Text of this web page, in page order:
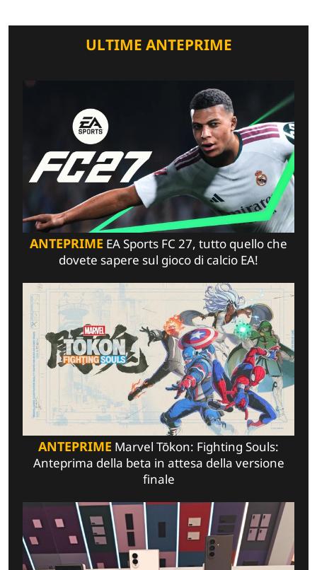
ULTIME ANTEPRIME
ANTEPRIME EA Sports FC 27, tutto quello che
dovete sapere sul gioco di calcio EA!
ANTEPRIME Marvel Tōkon: Fighting Souls:
Anteprima della beta in attesa della versione
finale